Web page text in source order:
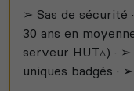
➢ Sas de sécurité
30 ans en
serveur HUT▵) ·
uniques badgés · ➢